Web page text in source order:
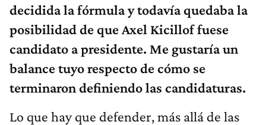
decidida la fórmula y todavía quedaba la
posibilidad de que Axel Kicillof fuese
candidato a presidente. Me gustaría un
balance tuyo respecto de cómo se
terminaron definiendo las candidaturas.
Lo que hay que defender, más allá de las